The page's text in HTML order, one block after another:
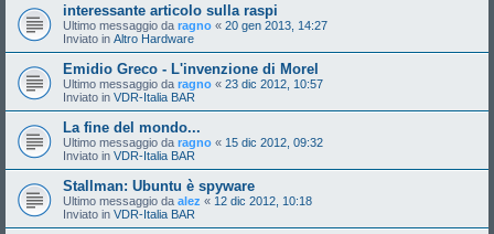
interessante articolo sulla raspi
Ultimo messaggio da ragno « 20 gen 2013, 14:27
Inviato in Altro Hardware
Emidio Greco - L'invenzione di Morel
Ultimo messaggio da ragno « 23 dic 2012, 10:57
Inviato in VDR-Italia BAR
La fine del mondo...
Ultimo messaggio da ragno « 15 dic 2012, 09:32
Inviato in VDR-Italia BAR
Stallman: Ubuntu è spyware
Ultimo messaggio da alez « 12 dic 2012, 10:18
Inviato in VDR-Italia BAR